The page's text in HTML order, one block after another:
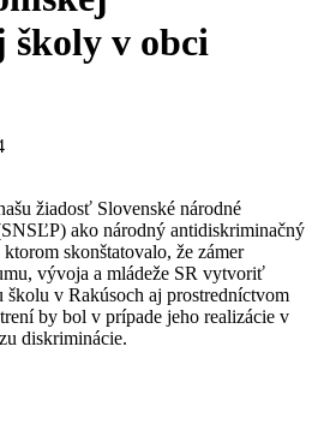
školy v obci
žiadosť Slovenské národné
ako národný antidiskriminačný
skonštatovalo, že zámer
vývoja a mládeže SR vytvoriť
školu v Rakúsoch aj prostredníctvom
by bol v prípade jeho realizácie v
diskriminácie.